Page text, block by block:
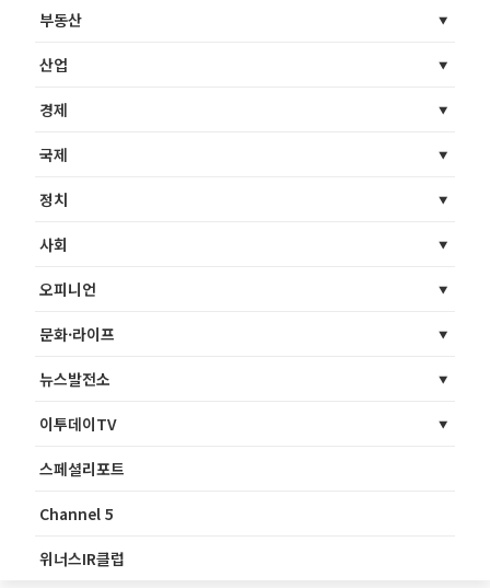
부동산
산업
경제
국제
정치
사회
오피니언
문화·라이프
뉴스발전소
이투데이TV
스페셜리포트
Channel 5
위너스IR클럽